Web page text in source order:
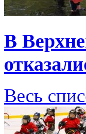
В
Весь